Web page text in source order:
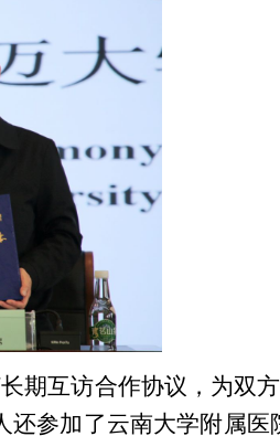
期互访合作协议，为双
参加了云南大学附属医